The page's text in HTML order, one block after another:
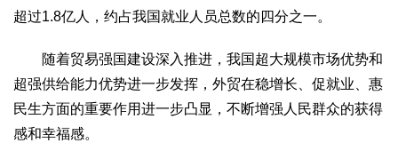
超过1.8亿人，约占我国就业人员总数的四分之一。
随着贸易强国建设深入推进，我国超大规模市场优势和
超强供给能力优势进一步发挥，外贸在稳增长、促就业、惠
民生方面的重要作用进一步凸显，不断增强人民群众的获得
感和幸福感。